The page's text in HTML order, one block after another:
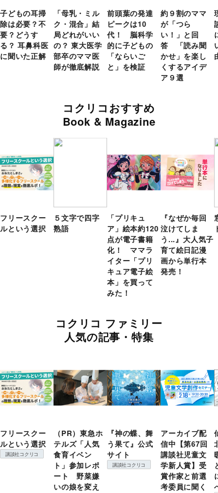
子どもの耳掃
除は必要？不
要？どうす
る？ 耳鼻科医
に聞いた正解
「母乳・ミル
ク・混合」結
局どれがいい
の？ 東大医学
部卒のママ医
師が徹底解説
前頭葉の発達
ピークは10
代！ 脳科学
的に子どもの
「ならいご
と」を検証
約９割のママ
が「つら
い！」と回
答 「読み聞
かせ」を楽し
くするアイデ
ア９選
コクリコおすすめ
Book & Magazine
フリースクー
ルという選択
５文字で四字
熟語
「プリキュ
ア」絵本約120
点が電子書籍
化！ ママラ
イター「プリ
キュア電子絵
本」を買って
みた！
『なぜか毎回
泣けてしま
う...』大人気子
育て絵日記漫
画から単行本
発売！
コクリコ ファミリー
人気の記事・特集
フリースクー
ルという選択
講談社コクリコ
（PR）東急ホ
テルズ「人気
食育イベン
ト」参加レポ
ート 野菜嫌
いの娘を変え
『神の蝶、舞
う果て』公式
サイト
講談社コクリコ
アーカイブ配
信中【第67回
講談社児童文
学新人賞】受
賞作家と前選
考委員に聞く